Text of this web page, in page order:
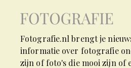
Fotografie.nl brengt je
informatie over fotografie
zijn of foto's die mooi zijn of